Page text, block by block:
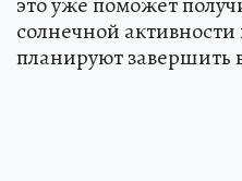
солнечной
планируют завершить